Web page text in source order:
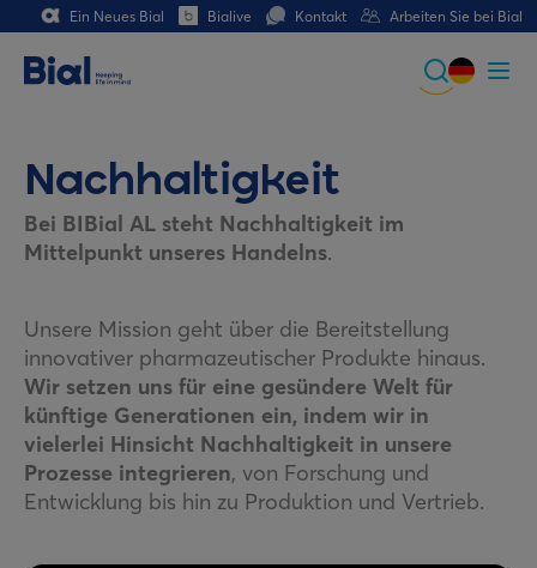
Ein Neues Bial Bialive Kontakt Arbeiten Sie bei Bial
Spanish
German
French (CH)
Nachhaltigkeit
Bei BIBial AL steht Nachhaltigkeit im
Mittelpunkt unseres Handelns.
Unsere Mission geht über die Bereitstellung
innovativer pharmazeutischer Produkte hinaus.
Wir setzen uns für eine gesündere Welt für
künftige Generationen ein, indem wir in
vielerlei Hinsicht Nachhaltigkeit in unsere
Prozesse integrieren, von Forschung und
Entwicklung bis hin zu Produktion und Vertrieb.